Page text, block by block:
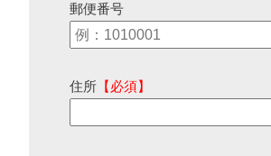
郵便番号
住所 【必須】